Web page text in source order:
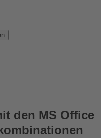
den MS Office